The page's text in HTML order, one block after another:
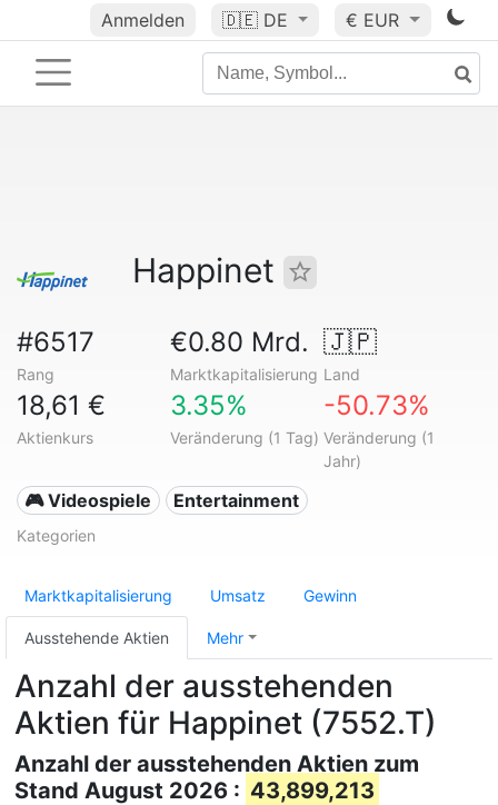
Anmelden 🇩🇪 DE € EUR
Happinet
#6517
Rang
€0.80 Mrd.
Marktkapitalisierung
🇯🇵
Land
18,61 €
Aktienkurs
3.35%
Veränderung (1 Tag)
-50.73%
Veränderung (1
Jahr)
🎮 Videospiele Entertainment
Kategorien
Marktkapitalisierung Umsatz Gewinn
Ausstehende Aktien Mehr
Anzahl der ausstehenden
Aktien für Happinet (7552.T)
Anzahl der ausstehenden Aktien zum
Stand August 2026 : 43,899,213